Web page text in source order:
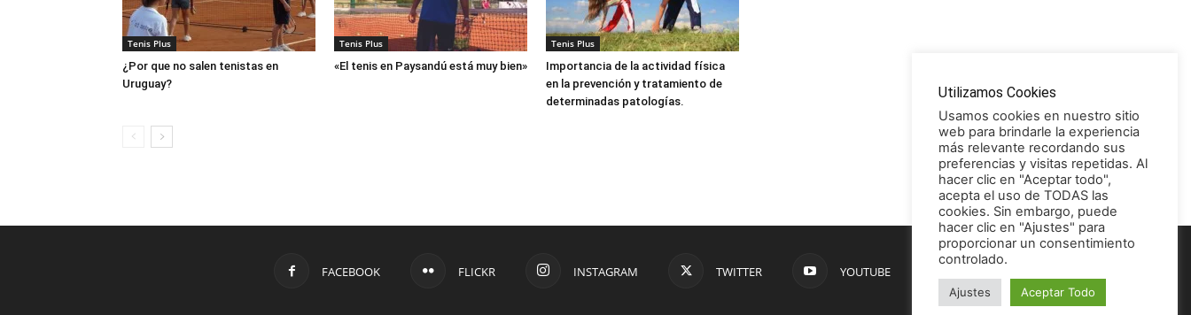
Tenis Plus
¿Por que no salen tenistas en
Uruguay?
Tenis Plus
«El tenis en Paysandú está muy bien»
Tenis Plus
Importancia de la actividad física
en la prevención y tratamiento de
determinadas patologías.
FACEBOOK FLICKR INSTAGRAM TWITTER YOUTUBE
Utilizamos Cookies
Usamos cookies en nuestro sitio
web para brindarle la experiencia
más relevante recordando sus
preferencias y visitas repetidas. Al
hacer clic en "Aceptar todo",
acepta el uso de TODAS las
cookies. Sin embargo, puede
hacer clic en "Ajustes" para
proporcionar un consentimiento
controlado.
Ajustes Aceptar Todo